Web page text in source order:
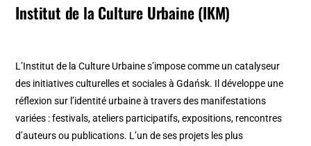
Institut de la Culture Urbaine (IKM)
L’Institut de la Culture Urbaine s’impose comme un catalyseur
des initiatives culturelles et sociales à Gdańsk. Il développe une
réflexion sur l’identité urbaine à travers des manifestations
variées : festivals, ateliers participatifs, expositions, rencontres
d’auteurs ou publications. L’un de ses projets les plus